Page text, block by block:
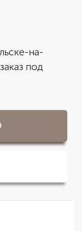
на-
под